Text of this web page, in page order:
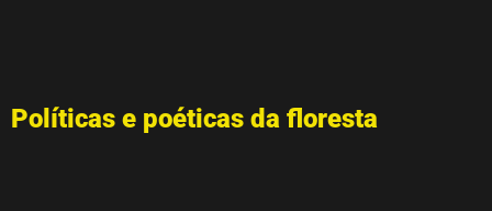
Políticas e poéticas da floresta